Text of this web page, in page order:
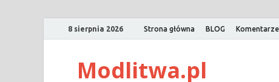
8 sierpnia 2026 Strona główna BLOG
Modlitwa.pl